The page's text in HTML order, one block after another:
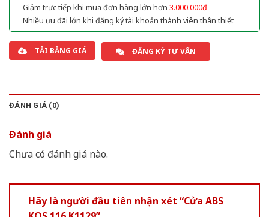
Giảm trực tiếp khi mua đơn hàng lớn hơn 3.000.000đ
Nhiều ưu đãi lớn khi đăng ký tài khoản thành viên thân thiết
TẢI BẢNG GIÁ ĐĂNG KÝ TƯ VẤN
ĐÁNH GIÁ (0)
Đánh giá
Chưa có đánh giá nào.
Hãy là người đầu tiên nhận xét “Cửa ABS